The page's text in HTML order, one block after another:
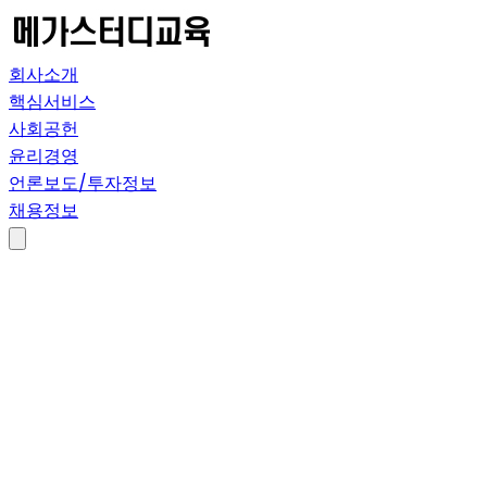
회사소개
핵심서비스
사회공헌
윤리경영
언론보도/투자정보
채용정보